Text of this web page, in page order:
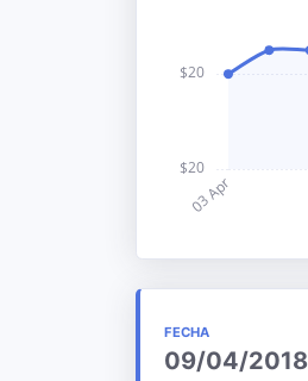
FECHA
09/04/2018